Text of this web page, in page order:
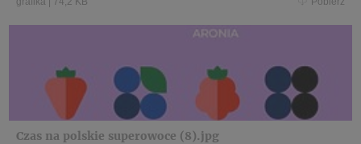
Czas na polskie superowoce (8).jpg